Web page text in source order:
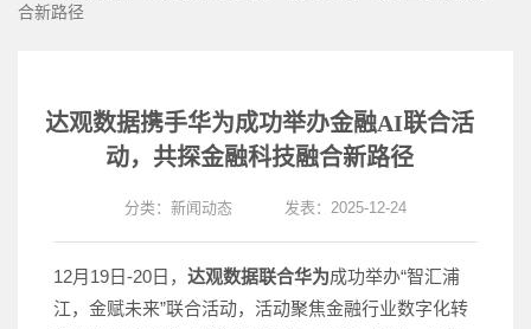
合新路径
达观数据携手华为成功举办金融AI联合活
动，共探金融科技融合新路径
分类： 新闻动态 发表：2025-12-24
12月19日-20日， 达观数据联合华为成功举办“智汇浦
江，金赋未来”联合活动，活动聚焦金融行业数字化转